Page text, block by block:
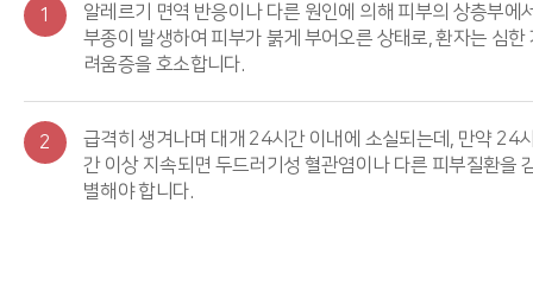
1
알레르기 면역 반응이나 다른 원인에 의해 피부의 상층부에
부종이 발생하여 피부가 붉게 부어오른 상태로, 환자는 심한
려움증을 호소합니다.
2
급격히 생겨나며 대개 24시간 이내에 소실되는데, 만약 24
간 이상 지속되면 두드러기성 혈관염이나 다른 피부질환을
별해야 합니다.